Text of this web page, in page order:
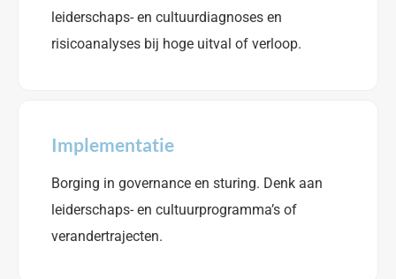
leiderschaps- en cultuurdiagnoses en
risicoanalyses bij hoge uitval of verloop.
Implementatie
Borging in governance en sturing. Denk aan
leiderschaps- en cultuurprogramma’s of
verandertrajecten.